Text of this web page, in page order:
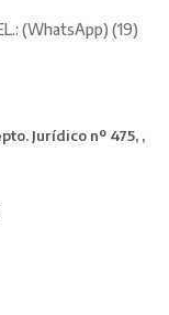
(WhatsApp) (19)
Jurídico nº 475, ,